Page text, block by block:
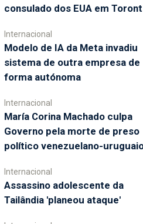
consulado dos EUA em
Internacional
Modelo de IA da Meta invadiu
sistema de outra empresa de
forma autónoma
Internacional
María Corina Machado culpa
Governo pela morte de preso
político venezuelano-
Internacional
Assassino adolescente da
Tailândia 'planeou ataque'